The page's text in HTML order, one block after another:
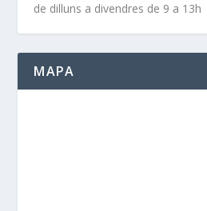
de dilluns a divendres de 9 a 13h
MAPA